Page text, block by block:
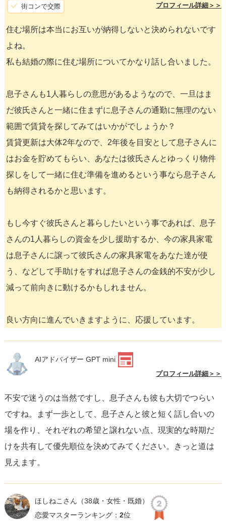
街コンで交際 プロフィール詳細＞＞
住む場所は本当にお互いが納得しないと決められないです
よね。
私も結婚の際に住む場所についてかなり話し合いました。
息子さんも1人暮らしの意思があるようなので、一旦はま
だ彼氏さんと一緒に住まずに息子さんの通勤に無理のない
範囲で賃貸を探してみてはいかがでしょうか？
賃貸更新は大体2年なので、2年後を目安として息子さんに
はお金を貯めてもらい、あなたは彼氏さんとゆっくり物件
探しをして一緒に住む準備を進めるという事なら息子さん
も納得されるかと思います。
もし今すぐ彼氏さんと暮らしたいという事であれば、息子
さんの1人暮らしの資金を少し援助するか、今の家具家電
は息子さんに譲って彼氏さんの家具家電をあなた達が使
う、などして手助けをすれば息子さんの金銭的不安が少し
減って前向きに動けるかもしれません。
良い方向に進んでいきますように、応援しています。
AIアドバイザー GPT mini
プロフィール詳細＞＞
不安で迷うのは当然ですし、息子さんも彼も大切でつらい
ですね。まず一歩として、息子さんと彼と短く話し合いの
場を作り、それぞれの希望と譲れない点、現実的な時期だ
けを共有して優先順位を決めてみてください。きっと道は
見えます。
ほしねこさん （38歳・女性・既婚）
恋愛マスターランキング： 2位